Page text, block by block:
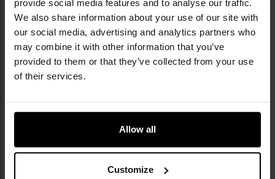
provide social media features and to analyse our traffic.
We also share information about your use of our site with
our social media, advertising and analytics partners who
may combine it with other information that you’ve
provided to them or that they’ve collected from your use
of their services.
Allow all
Customize
elementów wyposażenia wymagających szybkiego
dostępuurgent need,lub rzeczy zbyt duże, aby
zmieścić je wewnątrz.
GWARANCJA PRODUCENTA
Plecak objęty jest 5-letnią gwarancją producenta.